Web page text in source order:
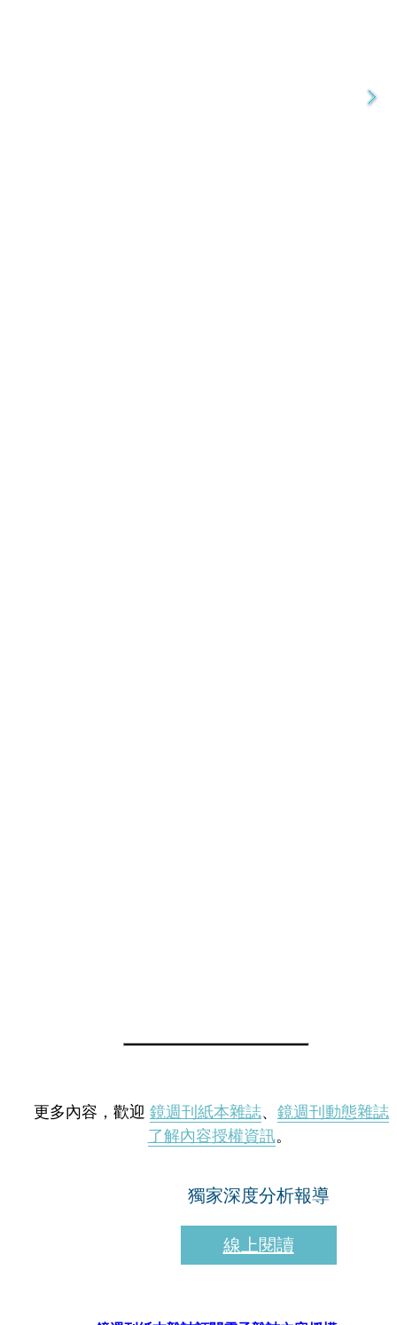
更多內容，歡迎 鏡週刊紙本雜誌、 鏡週刊動態雜誌
了解內容授權資訊。
獨家深度分析報導
線上閱讀